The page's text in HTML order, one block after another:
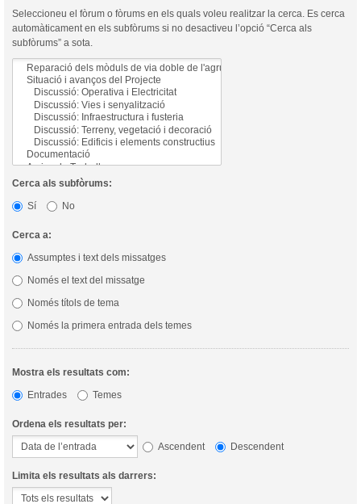
Seleccioneu el fòrum o fòrums en els quals voleu realitzar la cerca. Es cerca
automàticament en els subfòrums si no desactiveu l’opció “Cerca als
subfòrums” a sota.
Cerca als subfòrums:
Sí
No
Cerca a:
Assumptes i text dels missatges
Només el text del missatge
Només títols de tema
Només la primera entrada dels temes
Mostra els resultats com:
Entrades
Temes
Ordena els resultats per:
Ascendent
Descendent
Limita els resultats als darrers: